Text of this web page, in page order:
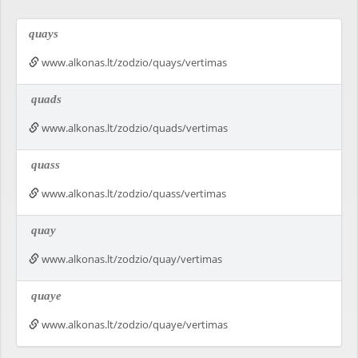
quays
www.alkonas.lt/zodzio/quays/vertimas
quads
www.alkonas.lt/zodzio/quads/vertimas
quass
www.alkonas.lt/zodzio/quass/vertimas
quay
www.alkonas.lt/zodzio/quay/vertimas
quaye
www.alkonas.lt/zodzio/quaye/vertimas